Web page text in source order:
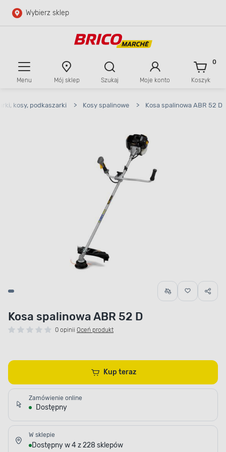
Przejdź do głównej zawartości
Wybierz sklep
Menu Mój sklep Szukaj Moje konto Koszyk
0
kosy, podkaszarki > Kosy spalinowe > Kosa spalinowa ABR 52 D
Kosa spalinowa ABR 52 D
0 opinii Oceń produkt
Kup teraz
Zamówienie online
Dostępny
W sklepie
Dostępny w 4 z 228 sklepów